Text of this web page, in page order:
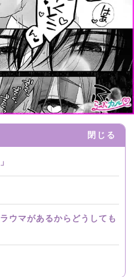
閉じる
ウマがあるからどうしても